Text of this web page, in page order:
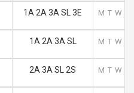
1A 2A 3A SL 3E M T W
1A 2A 3A SL M T W
2A 3A SL 2S M T W